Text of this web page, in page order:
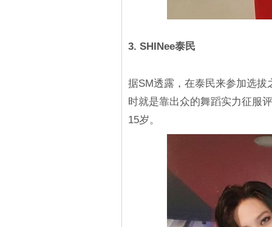
3. SHINee泰民
据SM透露，在泰民来参加选
时就是靠出众的舞蹈实力征服
15岁。